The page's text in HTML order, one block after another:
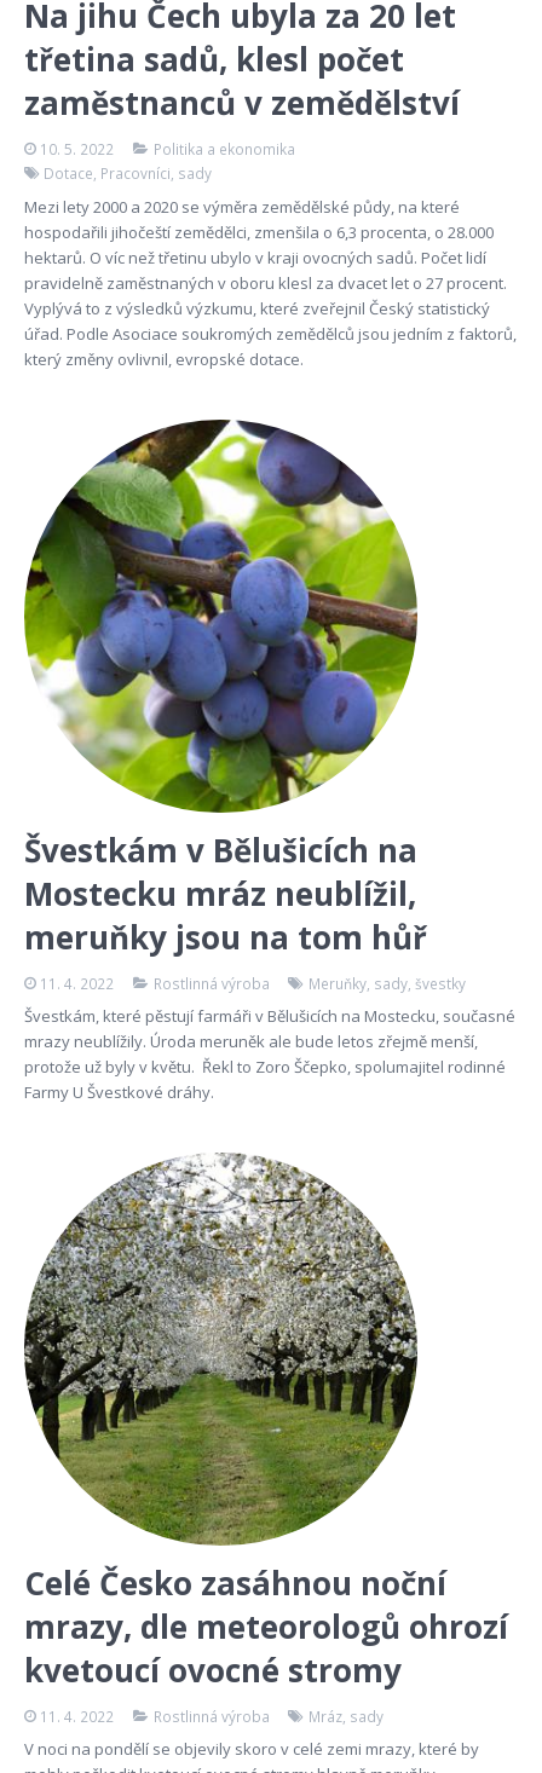
Na jihu Čech ubyla za 20 let
třetina sadů, klesl počet
zaměstnanců v zemědělství
10. 5. 2022
Politika a ekonomika
Dotace, Pracovníci, sady
Mezi lety 2000 a 2020 se výměra zemědělské půdy, na které
hospodařili jihočeští zemědělci, zmenšila o 6,3 procenta, o 28.000
hektarů. O víc než třetinu ubylo v kraji ovocných sadů. Počet lidí
pravidelně zaměstnaných v oboru klesl za dvacet let o 27 procent.
Vyplývá to z výsledků výzkumu, které zveřejnil Český statistický
úřad. Podle Asociace soukromých zemědělců jsou jedním z faktorů,
který změny ovlivnil, evropské dotace.
Švestkám v Bělušicích na
Mostecku mráz neublížil,
meruňky jsou na tom hůř
11. 4. 2022 Rostlinná výroba Meruňky sady ,švestky
Švestkám, které pěstují farmáři v Bělušicích na Mostecku, současné
mrazy neublížily. Úroda meruněk ale bude letos zřejmě menší,
protože už byly v květu. Řekl to Zoro Ščepko, spolumajitel rodinné
Farmy U Švestkové dráhy.
Celé Česko zasáhnou noční
mrazy, dle meteorologů ohrozí
kvetoucí ovocné stromy
11. 4. 2022 Rostlinná výroba Mráz sady
V noci na pondělí se objevily skoro v celé zemi mrazy, které by